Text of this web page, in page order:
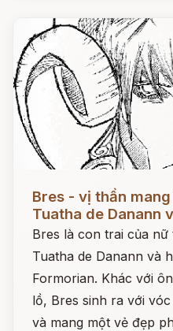
Bres - vị thần
Tuatha de Danann
Bres là con trai của
Tuatha de Danann và
Formorian. Khác với
lồ, Bres sinh ra với
và mang một vẻ đẹp